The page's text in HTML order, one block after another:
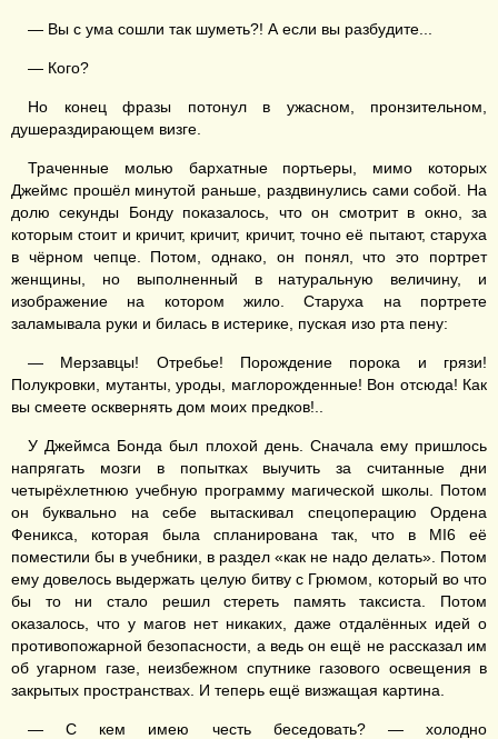
— Вы с ума сошли так шуметь?! А если вы разбудите...
— Кого?
Но конец фразы потонул в ужасном, пронзительном,
душераздирающем визге.
Траченные молью бархатные портьеры, мимо которых
Джеймс прошёл минутой раньше, раздвинулись сами собой. На
долю секунды Бонду показалось, что он смотрит в окно, за
которым стоит и кричит, кричит, кричит, точно её пытают, старуха
в чёрном чепце. Потом, однако, он понял, что это портрет
женщины, но выполненный в натуральную величину, и
изображение на котором жило. Старуха на портрете
заламывала руки и билась в истерике, пуская изо рта пену:
— Мерзавцы! Отребье! Порождение порока и грязи!
Полукровки, мутанты, уроды, маглорожденные! Вон отсюда! Как
вы смеете осквернять дом моих предков!..
У Джеймса Бонда был плохой день. Сначала ему пришлось
напрягать мозги в попытках выучить за считанные дни
четырёхлетнюю учебную программу магической школы. Потом
он буквально на себе вытаскивал спецоперацию Ордена
Феникса, которая была спланирована так, что в MI6 её
поместили бы в учебники, в раздел «как не надо делать». Потом
ему довелось выдержать целую битву с Грюмом, который во что
бы то ни стало решил стереть память таксиста. Потом
оказалось, что у магов нет никаких, даже отдалённых идей о
противопожарной безопасности, а ведь он ещё не рассказал им
об угарном газе, неизбежном спутнике газового освещения в
закрытых пространствах. И теперь ещё визжащая картина.
— С кем имею честь беседовать? — холодно